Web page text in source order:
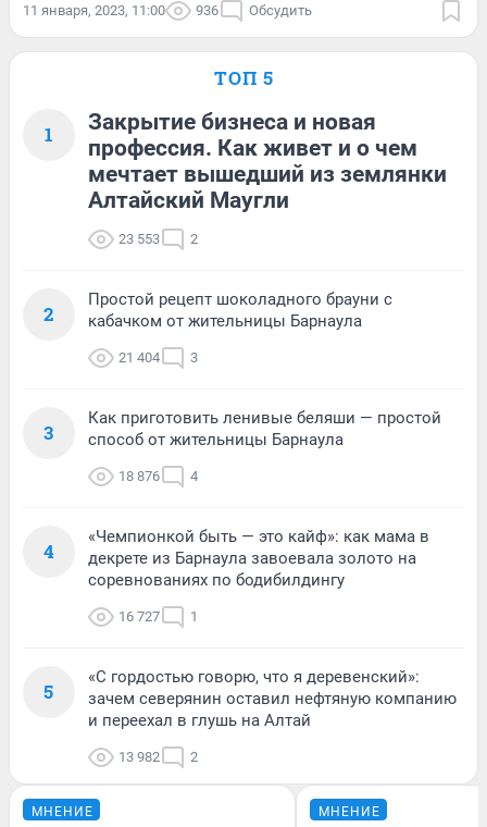
11 января, 2023, 11:00 936 Обсудить
ТОП 5
1
Закрытие бизнеса и новая
профессия. Как живет и о чем
мечтает вышедший из землянки
Алтайский Маугли
23 553 2
2
Простой рецепт шоколадного брауни с
кабачком от жительницы Барнаула
21 404 3
3
Как приготовить ленивые беляши — простой
способ от жительницы Барнаула
18 876 4
4
«Чемпионкой быть — это кайф»: как мама в
декрете из Барнаула завоевала золото на
соревнованиях по бодибилдингу
16 727 1
5
«С гордостью говорю, что я деревенский»:
зачем северянин оставил нефтяную компанию
и переехал в глушь на Алтай
13 982 2
МНЕНИЕ МНЕНИЕ